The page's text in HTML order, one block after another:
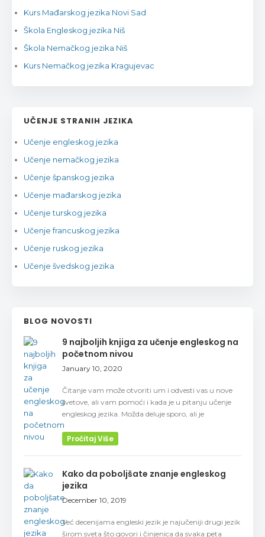
Kurs Mađarskog jezika Novi Sad
Škola Engleskog jezika Niš
Škola Nemačkog jezika Niš
Kurs Nemačkog jezika Kragujevac
UČENJE STRANIH JEZIKA
Učenje engleskog jezika
Učenje nemačkog jezika
Učenje španskog jezika
Učenje mađarskog jezika
Učenje turskog jezika
Učenje francuskog jezika
Učenje ruskog jezika
Učenje švedskog jezika
BLOG NOVOSTI
9 najboljih knjiga za učenje engleskog na
početnom nivou
January 10, 2020
Čitanje vam može otvoriti um i odvesti vas u nove
svetove, ali vam pomoći i kada je u pitanju učenje
engleskog jezika. Možda deluje sporo, ali je
Pročitaj Više
Kako da poboljšate znanje engleskog
jezika
December 10, 2019
Već decenijama engleski jezik je najučeniji drugi jezik
širom sveta što govori i činjenica da svaka peta